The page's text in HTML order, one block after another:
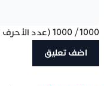
1000
/
1000 (عدد الأحرف